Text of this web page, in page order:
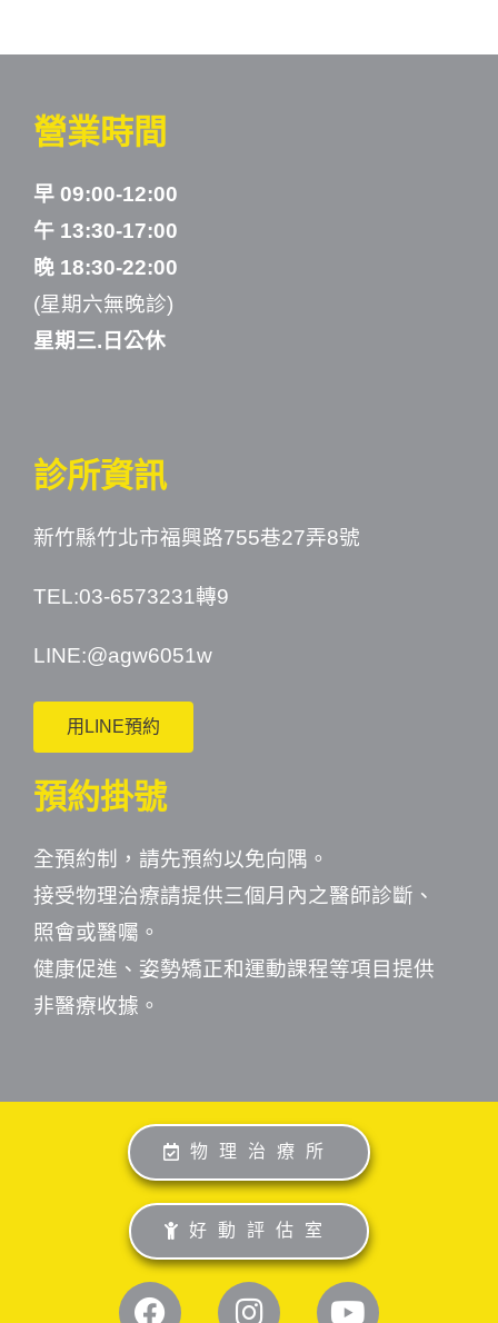
營業時間
早 09:00-12:00
午 13:30-17:00
晚 18:30-22:00
(星期六無晚診)
星期三.日公休
診所資訊
新竹縣竹北市福興路755巷27弄8號
TEL:03-6573231轉9
LINE:@agw6051w
用LINE預約
預約掛號
全預約制，請先預約以免向隅。
接受物理治療請提供三個月內之醫師診斷、
照會或醫囑。
健康促進、姿勢矯正和運動課程等項目提供
非醫療收據。
物理治療所
好動評估室